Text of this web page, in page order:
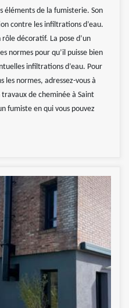
éléments de la fumisterie. Son
contre les infiltrations d’eau.
décoratif. La pose d’un
normes pour qu’il puisse bien
infiltrations d’eau. Pour
les normes, adressez-vous à
travaux de cheminée à Saint
fumiste en qui vous pouvez